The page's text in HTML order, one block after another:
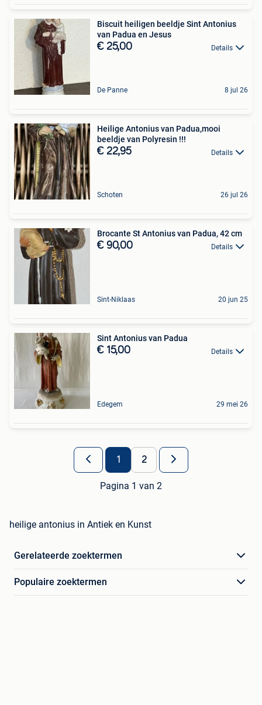
Biscuit heiligen beeldje Sint Antonius
van Padua en Jesus
€ 25,00 Details
De Panne 8 jul 26
Heilige Antonius van Padua,mooi
beeldje van Polyresin !!!
€ 22,95 Details
Schoten 26 jul 26
Brocante St Antonius van Padua, 42 cm
€ 90,00 Details
Sint-Niklaas 20 jun 25
Sint Antonius van Padua
€ 15,00 Details
Edegem 29 mei 26
1 2
Pagina 1 van 2
heilige antonius in Antiek en Kunst
Gerelateerde zoektermen
Populaire zoektermen